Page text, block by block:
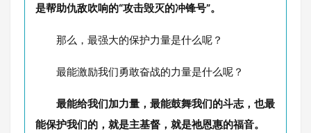
是帮助仇敌吹响的“攻击毁灭的冲锋号”。
那么，最强大的保护力量是什么呢？
最能激励我们勇敢奋战的力量是什么呢？
最能给我们加力量，最能鼓舞我们的斗志，也最
能保护我们的，就是主基督，就是祂恩惠的福音。